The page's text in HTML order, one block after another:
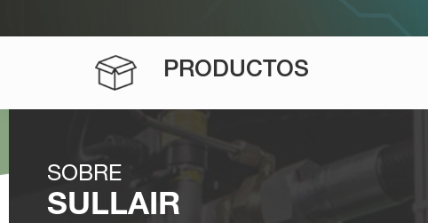
PRODUCTOS
SOBRE
SULLAIR